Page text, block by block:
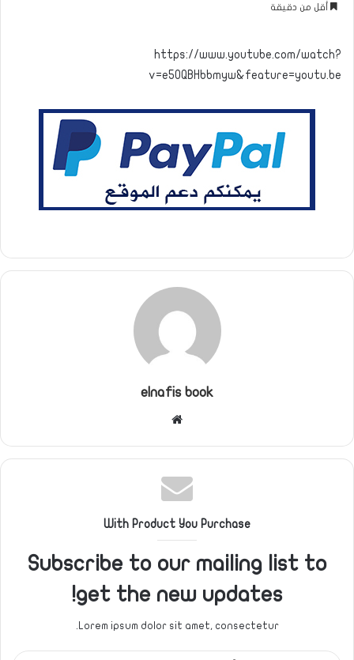
أقل من دقيقة
https://www.youtube.com/watch?
v=e5OQBHbbmyw&feature=youtu.be
elnafis book
With Product You Purchase
Subscribe to our mailing list to
get the new updates!
Lorem ipsum dolor sit amet, consectetur.
أدخل